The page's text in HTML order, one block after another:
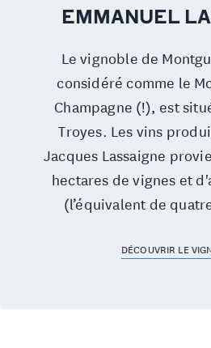
EMMANUEL
Le vignoble de
considéré comme le
Champagne (!), est
Troyes. Les vins
Jacques Lassaigne
hectares de vignes et
(l’équivalent de
DÉCOUVRIR LE